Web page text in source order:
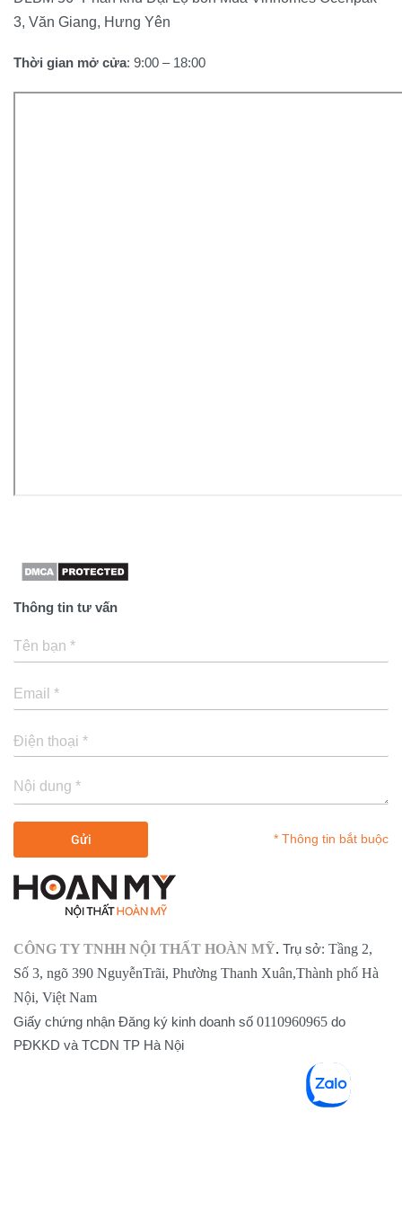
3, Văn Giang, Hưng Yên
Thời gian mở cửa: 9:00 – 18:00
Thông tin tư vấn
* Thông tin bắt buộc
CÔNG TY TNHH NỘI THẤT HOÀN MỸ. Trụ sở: Tầng 2,
Số 3, ngõ 390 NguyễnTrãi, Phường Thanh Xuân,Thành phố Hà
Nội, Việt Nam
Giấy chứng nhận Đăng ký kinh doanh số 0110960965 do
PĐKKD và TCDN TP Hà Nội